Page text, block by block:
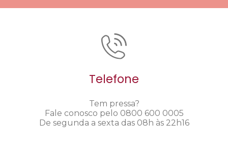
Telefone
Tem pressa?
Fale conosco pelo 0800 600 0005
De segunda a sexta das 08h às 22h16